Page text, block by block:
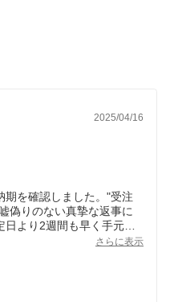
2025/04/16
期を確認しました。"受注
偽りのない真摯な返事に
より2週間も早く手元に
実直で丁寧な対応に感謝い
さらに表示